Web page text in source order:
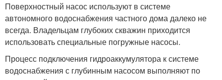
Поверхностный насос используют в системе
автономного водоснабжения частного дома далеко не
всегда. Владельцам глубоких скважин приходится
использовать специальные погружные насосы.
Процесс подключения гидроаккумулятора к системе
водоснабжения с глубинным насосом выполняют по